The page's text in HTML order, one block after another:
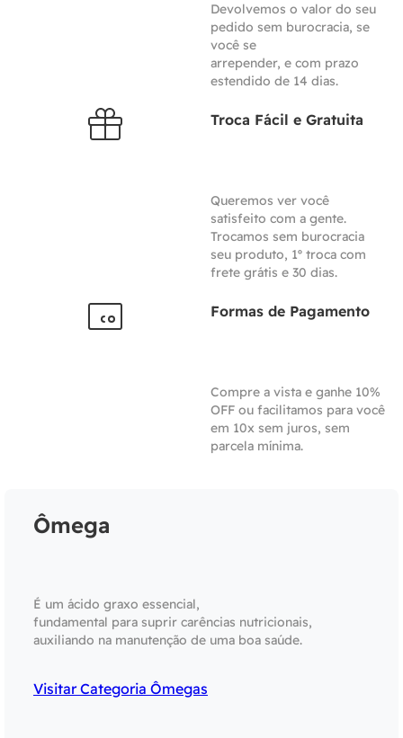
Devolvemos o valor do seu
pedido sem burocracia, se
você se
arrepender, e com prazo
estendido de 14 dias.
Troca Fácil e Gratuita
Queremos ver você
satisfeito com a gente.
Trocamos sem burocracia
seu produto, 1º troca com
frete grátis e 30 dias.
Formas de Pagamento
Compre a vista e ganhe 10%
OFF ou facilitamos para você
em 10x sem juros, sem
parcela mínima.
Ômega
É um ácido graxo essencial,
fundamental para suprir carências nutricionais,
auxiliando na manutenção de uma boa saúde.
Visitar Categoria Ômegas